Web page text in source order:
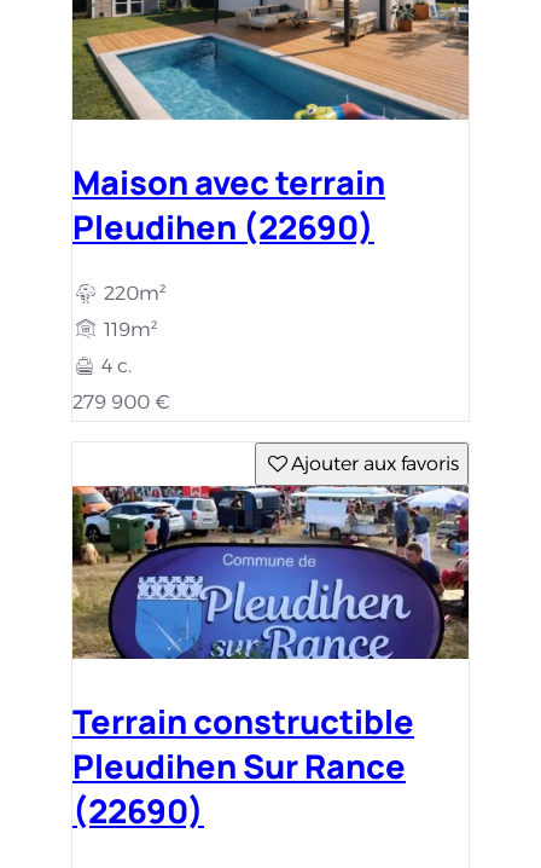
Maison avec terrain
Pleudihen (22690)
220m²
119m²
4 c.
279 900 €
Ajouter aux favoris
Terrain constructible
Pleudihen Sur Rance
(22690)